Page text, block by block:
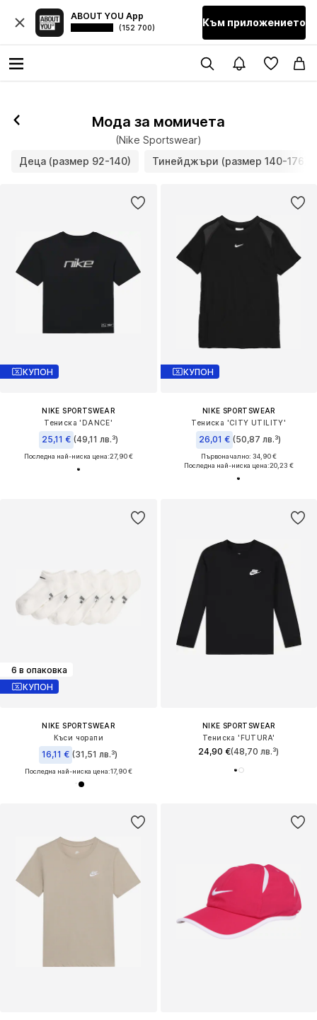
ABOUT YOU App
(152 700) Към приложението
Мода за момичета
(Nike Sportswear)
Деца (размер 92-140)
Тинейджъри (размер 140-176)
КУПОН
NIKE SPORTSWEAR
Тениска 'DANCE'
25,11 € (49,11 лв.³)
Последна най-ниска цена:27,90 €
КУПОН
NIKE SPORTSWEAR
Тениска 'CITY UTILITY'
26,01 € (50,87 лв.³)
Първоначално: 34,90 €
Последна най-ниска цена:20,23 €
6 в опаковка
КУПОН
NIKE SPORTSWEAR
Къси чорапи
16,11 € (31,51 лв.³)
Последна най-ниска цена:17,90 €
NIKE SPORTSWEAR
Тениска 'FUTURA'
24,90 €(48,70 лв.³)